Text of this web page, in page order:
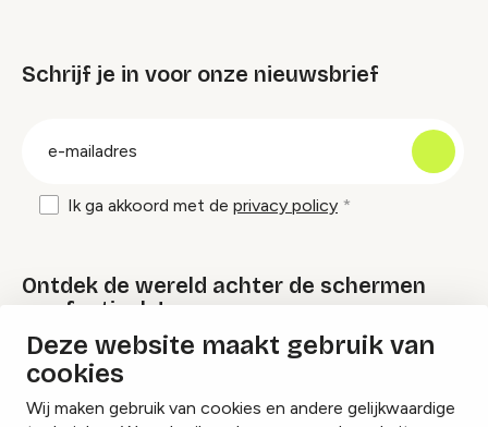
Deze website maakt gebruik van
cookies
Wij maken gebruik van cookies en andere gelijkwaardige
Schrijf je in voor onze nieuwsbrief
Ik ga akkoord met de privacy policy
Ontdek de wereld achter de schermen
van festivals!
Lees onze Festival Specials